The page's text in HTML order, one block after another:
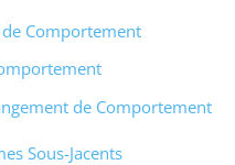
Comportement
de Comportement
Sous-Jacents